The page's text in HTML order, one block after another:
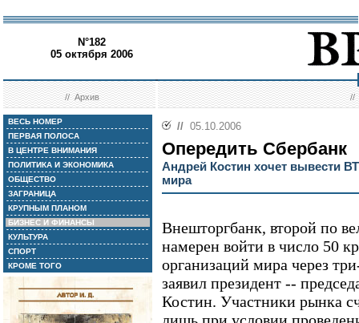
N°182
05 октября 2006
//Архив //
ВЕСЬ НОМЕР
ПЕРВАЯ ПОЛОСА
В ЦЕНТРЕ ВНИМАНИЯ
ПОЛИТИКА И ЭКОНОМИКА
ОБЩЕСТВО
ЗАГРАНИЦА
КРУПНЫМ ПЛАНОМ
БИЗНЕС И ФИНАНСЫ
КУЛЬТУРА
СПОРТ
КРОМЕ ТОГО
// 05.10.2006
Опередить Сбербанк
Андрей Костин хочет вывести
мира
Внешторгбанк, второй по
намерен войти в число 50
организаций мира через
заявил президент --
Костин. Участники рынка